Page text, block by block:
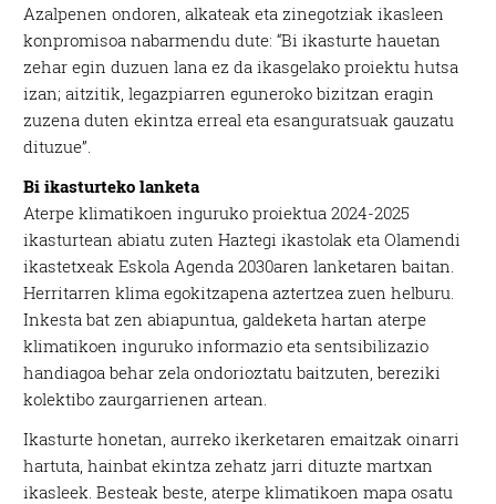
Azalpenen ondoren, alkateak eta zinegotziak ikasleen
konpromisoa nabarmendu dute: “Bi ikasturte hauetan
zehar egin duzuen lana ez da ikasgelako proiektu hutsa
izan; aitzitik, legazpiarren eguneroko bizitzan eragin
zuzena duten ekintza erreal eta esanguratsuak gauzatu
dituzue”.
Bi ikasturteko lanketa
Aterpe klimatikoen inguruko proiektua 2024-2025
ikasturtean abiatu zuten Haztegi ikastolak eta Olamendi
ikastetxeak Eskola Agenda 2030aren lanketaren baitan.
Herritarren klima egokitzapena aztertzea zuen helburu.
Inkesta bat zen abiapuntua, galdeketa hartan aterpe
klimatikoen inguruko informazio eta sentsibilizazio
handiagoa behar zela ondorioztatu baitzuten, bereziki
kolektibo zaurgarrienen artean.
Ikasturte honetan, aurreko ikerketaren emaitzak oinarri
hartuta, hainbat ekintza zehatz jarri dituzte martxan
ikasleek. Besteak beste, aterpe klimatikoen mapa osatu